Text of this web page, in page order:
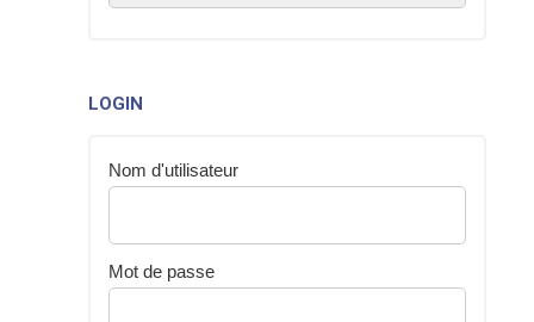
LOGIN
Nom d'utilisateur
Mot de passe